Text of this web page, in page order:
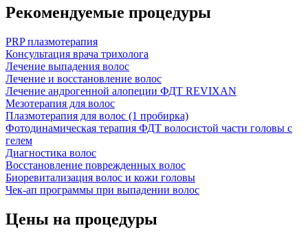
Рекомендуемые процедуры
PRP плазмотерапия
Консультация врача трихолога
Лечение выпадения волос
Лечение и восстановление волос
Лечение андрогенной алопеции ФДТ REVIXAN
Мезотерапия для волос
Плазмотерапия для волос (1 пробирка)
Фотодинамическая терапия ФДТ волосистой части головы с
гелем
Диагностика волос
Восстановление поврежденных волос
Биоревитализация волос и кожи головы
Чек-ап программы при выпадении волос
Цены на процедуры